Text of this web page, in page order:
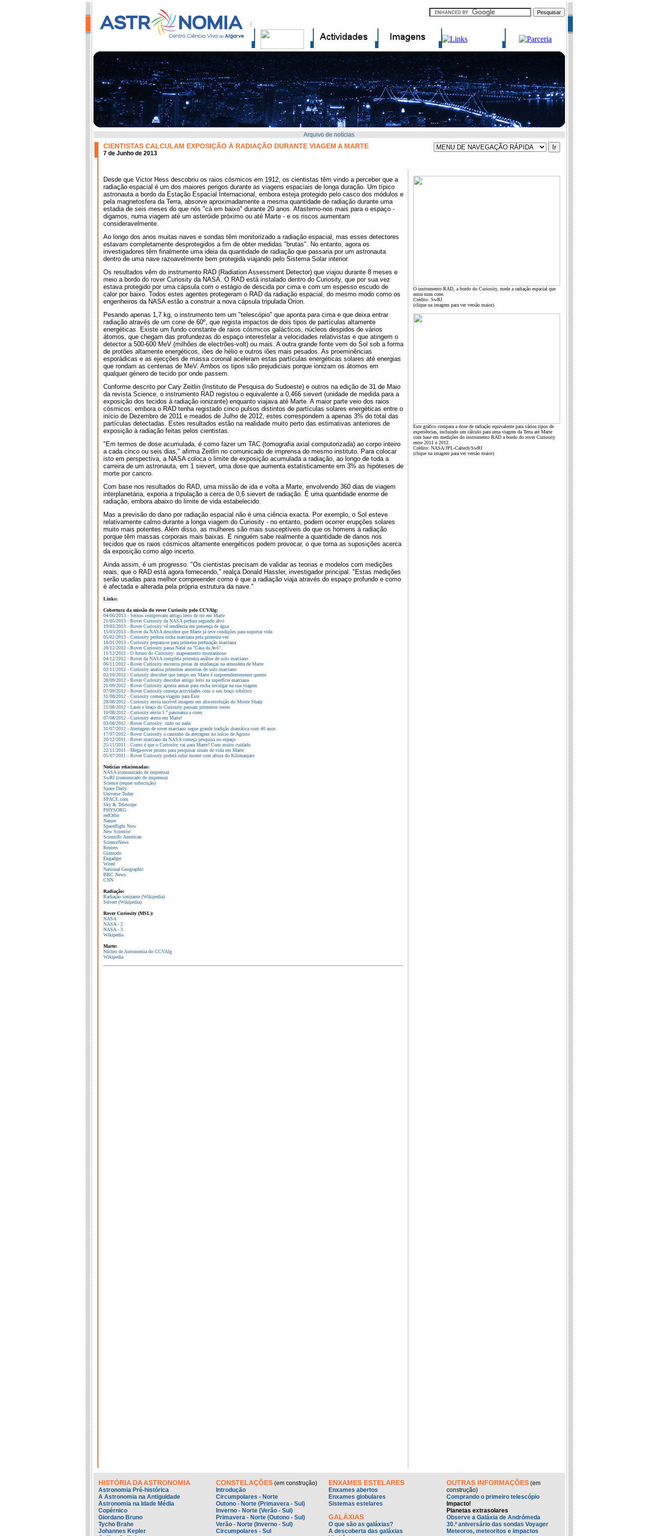
Arquivo de notícias
CIENTISTAS CALCULAM EXPOSIÇÃO À RADIAÇÃO DURANTE VIAGEM A MARTE
7 de Junho de 2013
Desde que Victor Hess descobriu os raios cósmicos em 1912, os cientistas têm vindo a perceber que a
radiação espacial é um dos maiores perigos durante as viagens espaciais de longa duração. Um típico
astronauta a bordo da Estação Espacial Internacional, embora esteja protegido pelo casco dos módulos e
pela magnetosfera da Terra, absorve aproximadamente a mesma quantidade de radiação durante uma
estadia de seis meses do que nós "cá em baixo" durante 20 anos. Afastemo-nos mais para o espaço -
digamos, numa viagem até um asteróide próximo ou até Marte - e os riscos aumentam
consideravelmente.
Ao longo dos anos muitas naves e sondas têm monitorizado a radiação espacial, mas esses detectores
estavam completamente desprotegidos a fim de obter medidas "brutas". No entanto, agora os
investigadores têm finalmente uma ideia da quantidade de radiação que passaria por um astronauta
dentro de uma nave razoavelmente bem protegida viajando pelo Sistema Solar interior.
Os resultados vêm do instrumento RAD (Radiation Assessment Detector) que viajou durante 8 meses e
meio a bordo do rover Curiosity da NASA. O RAD está instalado dentro do Curiosity, que por sua vez
estava protegido por uma cápsula com o estágio de descida por cima e com um espesso escudo de
calor por baixo. Todos estes agentes protegeram o RAD da radiação espacial, do mesmo modo como os
engenheiros da NASA estão a construir a nova cápsula tripulada Orion.
Pesando apenas 1,7 kg, o instrumento tem um "telescópio" que aponta para cima e que deixa entrar
radiação através de um cone de 60º, que regista impactos de dois tipos de partículas altamente
energéticas. Existe um fundo constante de raios cósmicos galácticos, núcleos despidos de vários
átomos, que chegam das profundezas do espaço interestelar a velocidades relativistas e que atingem o
detector a 500-600 MeV (milhões de electrões-volt) ou mais. A outra grande fonte vem do Sol sob a forma
de protões altamente energéticos, iões de hélio e outros iões mais pesados. As proeminências
esporádicas e as ejecções de massa coronal aceleram estas partículas energéticas solares até energias
que rondam as centenas de MeV. Ambos os tipos são prejudiciais porque ionizam os átomos em
qualquer género de tecido por onde passem.
Conforme descrito por Cary Zeitlin (Instituto de Pesquisa do Sudoeste) e outros na edição de 31 de Maio
da revista Science, o instrumento RAD registou o equivalente a 0,466 sievert (unidade de medida para a
exposição dos tecidos à radiação ionizante) enquanto viajava até Marte. A maior parte veio dos raios
cósmicos: embora o RAD tenha registado cinco pulsos distintos de partículas solares energéticas entre o
início de Dezembro de 2011 e meados de Julho de 2012, estes correspondem a apenas 3% do total das
partículas detectadas. Estes resultados estão na realidade muito perto das estimativas anteriores de
exposição à radiação feitas pelos cientistas.
"Em termos de dose acumulada, é como fazer um TAC (tomografia axial computorizada) ao corpo inteiro
a cada cinco ou seis dias," afirma Zeitlin no comunicado de imprensa do mesmo instituto. Para colocar
isto em perspectiva, a NASA coloca o limite de exposição acumulada a radiação, ao longo de toda a
carreira de um astronauta, em 1 sievert, uma dose que aumenta estatisticamente em 3% as hipóteses de
morte por cancro.
Com base nos resultados do RAD, uma missão de ida e volta a Marte, envolvendo 360 dias de viagem
interplanetária, exporia a tripulação a cerca de 0,6 sievert de radiação. É uma quantidade enorme de
radiação, embora abaixo do limite de vida estabelecido.
Mas a previsão do dano por radiação espacial não é uma ciência exacta. Por exemplo, o Sol esteve
relativamente calmo durante a longa viagem do Curiosity - no entanto, podem ocorrer erupções solares
muito mais potentes. Além disso, as mulheres são mais susceptíveis do que os homens à radiação
porque têm massas corporais mais baixas. E ninguém sabe realmente a quantidade de danos nos
tecidos que os raios cósmicos altamente energéticos podem provocar, o que torna as suposições acerca
da exposição como algo incerto.
Ainda assim, é um progresso. "Os cientistas precisam de validar as teorias e modelos com medições
reais, que o RAD está agora fornecendo," realça Donald Hassler, investigador principal. "Estas medições
serão usadas para melhor compreender como é que a radiação viaja através do espaço profundo e como
é afectada e alterada pela própria estrutura da nave."
Links:
Cobertura da missão do rover Curiosity pelo CCVAlg:
04/06/2013 - Seixos comprovam antigo leito de rio em Marte
21/05/2013 - Rover Curiosity da NASA perfura segundo alvo
19/03/2013 - Rover Curiosity vê tendência em presença de água
15/03/2013 - Rover da NASA descobre que Marte já teve condições para suportar vida
05/02/2013 - Curiosity perfura rocha marciana pela primeira vez
18/01/2013 - Curiosity prepara-se para primeira perfuração marciana
28/12/2012 - Rover Curiosity passa Natal na "Casa da Avó"
11/12/2012 - O futuro do Curiosity: mapeamento montanhoso
04/12/2012 - Rover da NASA completa primeira análise de solo marciano
06/11/2012 - Rover Curiosity encontra pistas de mudanças na atmosfera de Marte
02/11/2012 - Curiosity analisa primeiras amostras de solo marciano
02/10/2012 - Curiosity descobre que tempo em Marte é surpreendentemente quente
28/09/2012 - Rover Curiosity descobre antigo leito na superfície marciana
21/09/2012 - Rover Curiosity aponta armas para rocha invulgar na sua viagem
07/09/2012 - Rover Curiosity começa actividades com o seu braço robótico
31/08/2012 - Curiosity começa viagem para Este
28/08/2012 - Curiosity envia incrível imagem em alta-resolução do Monte Sharp
21/08/2012 - Laser e braço do Curiosity passam primeiros testes
10/08/2012 - Curiosity envia 1.º panorama a cores
07/08/2012 - Curiosity aterra em Marte!
03/08/2012 - Rover Curiosity: tudo ou nada
31/07/2012 - Aterragem de rover marciano segue grande tradição dramática com 40 anos
17/07/2012 - Rover Curiosity a caminho da aterragem no início de Agosto
20/12/2011 - Rover marciano da NASA começa pesquisa no espaço
25/11/2011 - Como é que o Curiosity vai para Marte? Com muito cuidado
22/11/2011 - Mega-rover pronto para pesquisar sinais de vida em Marte
05/07/2011 - Rover Curiosity poderá subir monte com altura do Kilimanjaro
Notícias relacionadas:
NASA (comunicado de imprensa)
SwRI (comunicado de imprensa)
Science (requer subscrição)
Space Daily
Universe Today
SPACE.com
Sky & Telescope
PHYSORG
redOrbit
Nature
Spaceflight Now
New Scientist
Scientific American
ScienceNews
Reuters
Gizmodo
Engadget
Wired
National Geographic
BBC News
CNN
Radiação:
Radiação ionizante (Wikipedia)
Seivert (Wikipedia)
Rover Curiosity (MSL):
NASA
NASA - 2
NASA - 3
Wikipedia
Marte:
Núcleo de Astronomia do CCVAlg
Wikipedia
O instrumento RAD, a bordo do Curiosity, mede a radiação espacial que
entra num cone.
Crédito: SwRI
(clique na imagem para ver versão maior)
Este gráfico compara a dose de radiação equivalente para vários tipos de
experiências, incluindo um cálculo para uma viagem da Terra até Marte
com base em medições do instrumento RAD a bordo do rover Curiosity
entre 2011 e 2012.
Crédito: NASA/JPL-Caltech/SwRI
(clique na imagem para ver versão maior)